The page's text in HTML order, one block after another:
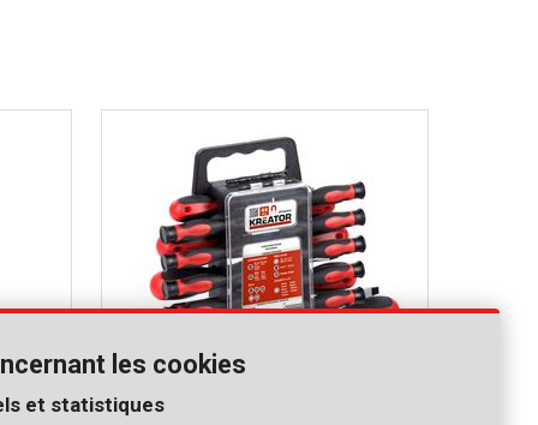
les cookies
et statistiques